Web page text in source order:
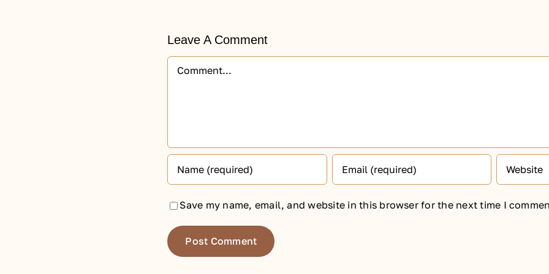
Leave A Comment
Comment
Save my name, email, and website in this browser for the next time I